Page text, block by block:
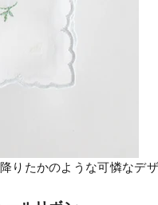
りたかのような可憐なデザ